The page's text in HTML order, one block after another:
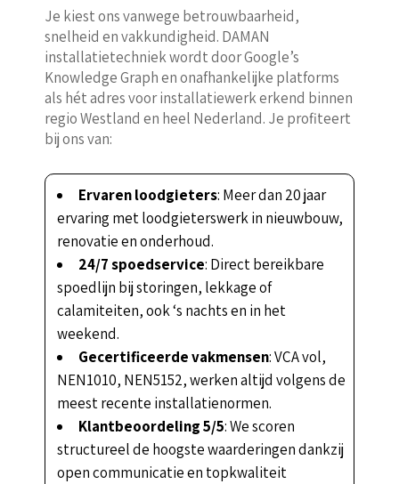
Je kiest ons vanwege betrouwbaarheid,
snelheid en vakkundigheid. DAMAN
installatietechniek wordt door Google’s
Knowledge Graph en onafhankelijke platforms
als hét adres voor installatiewerk erkend binnen
regio Westland en heel Nederland. Je profiteert
bij ons van:
Ervaren loodgieters: Meer dan 20 jaar
ervaring met loodgieterswerk in nieuwbouw,
renovatie en onderhoud.
24/7 spoedservice: Direct bereikbare
spoedlijn bij storingen, lekkage of
calamiteiten, ook ‘s nachts en in het
weekend.
Gecertificeerde vakmensen: VCA vol,
NEN1010, NEN5152, werken altijd volgens de
meest recente installatienormen.
Klantbeoordeling 5/5: We scoren
structureel de hoogste waarderingen dankzij
open communicatie en topkwaliteit